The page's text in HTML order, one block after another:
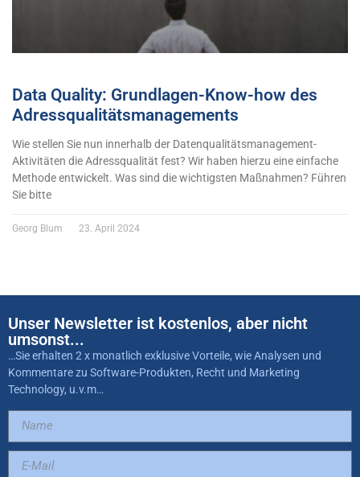
Data Quality: Grundlagen-Know-how des
Adressqualitätsmanagements
Wie stellen Sie nun innerhalb der Datenqualitätsmanagement-
Aktivitäten die Adressqualität fest? Wir haben hierzu eine einfache
Methode entwickelt. Was sind die wichtigsten Maßnahmen? Führen
Sie bitte
Georg Blum 23. April 2024
Unser Newsletter ist kostenlos, aber nicht
umsonst...
…Sie erhalten 2 x monatlich exklusive Vorteile, wie Analysen und
Kommentare zu Software-Produkten, Recht und Marketing
Technology, u.v.m…